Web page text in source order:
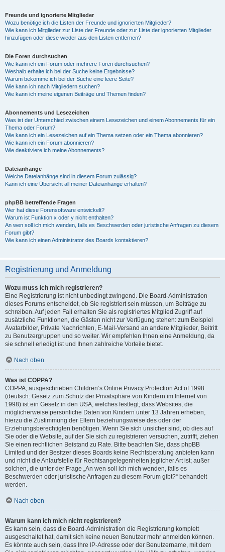
Freunde und ignorierte Mitglieder
Wozu benötige ich die Listen der Freunde und ignorierten Mitglieder?
Wie kann ich Mitglieder zur Liste der Freunde oder zur Liste der ignorierten Mitglieder
hinzufügen oder diese wieder aus den Listen entfernen?
Die Foren durchsuchen
Wie kann ich ein Forum oder mehrere Foren durchsuchen?
Weshalb erhalte ich bei der Suche keine Ergebnisse?
Warum bekomme ich bei der Suche eine leere Seite?
Wie kann ich nach Mitgliedern suchen?
Wie kann ich meine eigenen Beiträge und Themen finden?
Abonnements und Lesezeichen
Was ist der Unterschied zwischen einem Lesezeichen und einem Abonnements für ein
Thema oder Forum?
Wie kann ich ein Lesezeichen auf ein Thema setzen oder ein Thema abonnieren?
Wie kann ich ein Forum abonnieren?
Wie deaktiviere ich meine Abonnements?
Dateianhänge
Welche Dateianhänge sind in diesem Forum zulässig?
Kann ich eine Übersicht all meiner Dateianhänge erhalten?
phpBB betreffende Fragen
Wer hat diese Forensoftware entwickelt?
Warum ist Funktion x oder y nicht enthalten?
An wen soll ich mich wenden, falls es Beschwerden oder juristische Anfragen zu diesem
Forum gibt?
Wie kann ich einen Administrator des Boards kontaktieren?
Registrierung und Anmeldung
Wozu muss ich mich registrieren?
Eine Registrierung ist nicht unbedingt zwingend. Die Board-Administration
dieses Forums entscheidet, ob Sie registriert sein müssen, um Beiträge zu
schreiben. Auf jeden Fall erhalten Sie als registriertes Mitglied Zugriff auf
zusätzliche Funktionen, die Gästen nicht zur Verfügung stehen: zum Beispiel
Avatarbilder, Private Nachrichten, E-Mail-Versand an andere Mitglieder, Beitritt
zu Benutzergruppen und so weiter. Wir empfehlen Ihnen eine Anmeldung, da
sie schnell erledigt ist und Ihnen zahlreiche Vorteile bietet.
Nach oben
Was ist COPPA?
COPPA, ausgeschrieben Children’s Online Privacy Protection Act of 1998
(deutsch: Gesetz zum Schutz der Privatsphäre von Kindern im Internet von
1998) ist ein Gesetz in den USA, welches festlegt, dass Websites, die
möglicherweise persönliche Daten von Kindern unter 13 Jahren erheben,
hierzu die Zustimmung der Eltern beziehungsweise des oder der
Erziehungsberechtigten benötigen. Wenn Sie sich unsicher sind, ob dies auf
Sie oder die Website, auf der Sie sich zu registrieren versuchen, zutrifft, ziehen
Sie einen rechtlichen Beistand zu Rate. Bitte beachten Sie, dass phpBB
Limited und der Besitzer dieses Boards keine Rechtsberatung anbieten kann
und nicht die Anlaufstelle für Rechtsangelegenheiten jeglicher Art ist; außer
solchen, die unter der Frage „An wen soll ich mich wenden, falls es
Beschwerden oder juristische Anfragen zu diesem Forum gibt?“ behandelt
werden.
Nach oben
Warum kann ich mich nicht registrieren?
Es kann sein, dass die Board-Administration die Registrierung komplett
ausgeschaltet hat, damit sich keine neuen Benutzer mehr anmelden können.
Es könnte auch sein, dass Ihre IP-Adresse oder der Benutzername, mit dem